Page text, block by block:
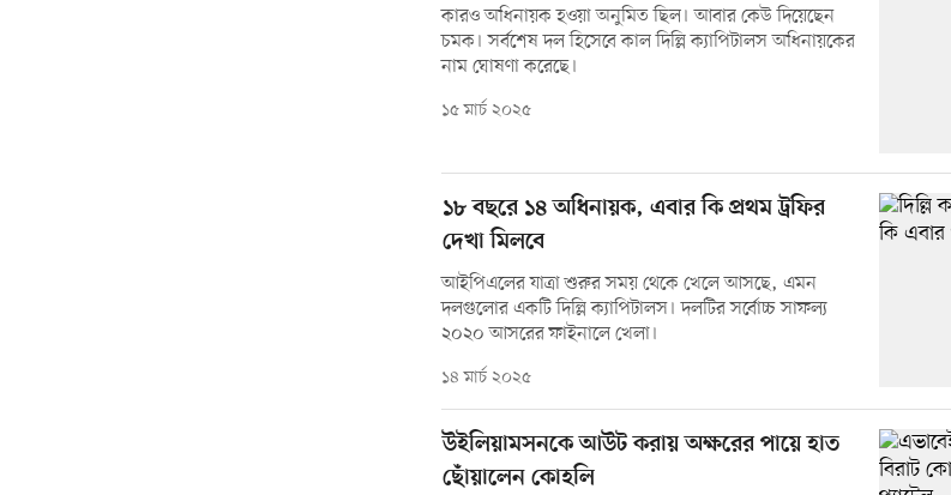
কারও অধিনায়ক হওয়া অনুমিত ছিল। আবার কেউ দিয়েছেন
চমক। সর্বশেষ দল হিসেবে কাল দিল্লি ক্যাপিটালস অধিনায়কের
নাম ঘোষণা করেছে।
১৫ মার্চ ২০২৫
১৮ বছরে ১৪ অধিনায়ক, এবার কি প্রথম ট্রফির
দেখা মিলবে
আইপিএলের যাত্রা শুরুর সময় থেকে খেলে আসছে, এমন
দলগুলোর একটি দিল্লি ক্যাপিটালস। দলটির সর্বোচ্চ সাফল্য
২০২০ আসরের ফাইনালে খেলা।
১৪ মার্চ ২০২৫
উইলিয়ামসনকে আউট করায় অক্ষরের পায়ে হাত
ছোঁয়ালেন কোহলি